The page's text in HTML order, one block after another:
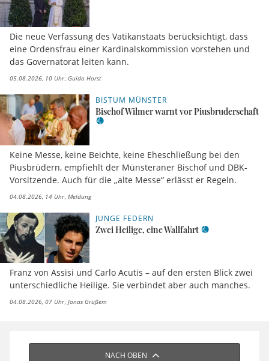
Die neue Verfassung des Vatikanstaats berücksichtigt, dass
eine Ordensfrau einer Kardinalskommission vorstehen und
das Governatorat leiten kann.
05.08.2026, 10 Uhr Guido Horst
BISTUM MÜNSTER
Bischof Wilmer warnt vor Piusbruderschaft
Keine Messe, keine Beichte, keine Eheschließung bei den
Piusbrüdern, empfiehlt der Münsteraner Bischof und DBK-
Vorsitzende. Auch für die „alte Messe“ erlässt er Regeln.
04.08.2026, 14 Uhr Meldung
JUNGE FEDERN
Zwei Heilige, eine Wallfahrt
Franz von Assisi und Carlo Acutis – auf den ersten Blick zwei
unterschiedliche Heilige. Sie verbindet aber auch manches.
04.08.2026, 07 Uhr Jonas Grüßem
NACH OBEN